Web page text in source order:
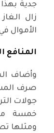
جدية
زال
الأموال
المنافع
وأضاف
صرف
جولات
خمسة
ومثلها